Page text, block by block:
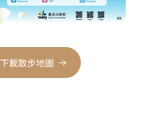
下載散步地圖